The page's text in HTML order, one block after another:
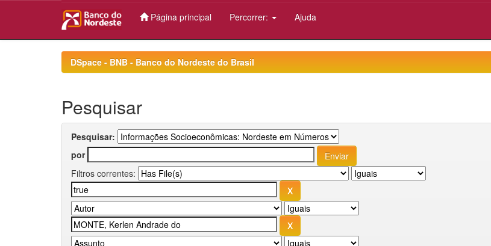
Página principal Percorrer: Ajuda
DSpace - BNB - Banco do Nordeste do Brasil
Pesquisar
Pesquisar:
por
Filtros correntes: